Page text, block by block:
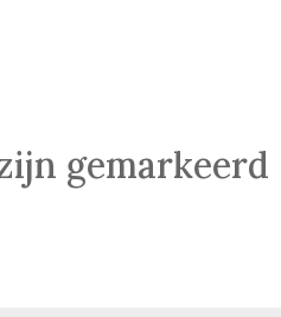
gemarkeerd